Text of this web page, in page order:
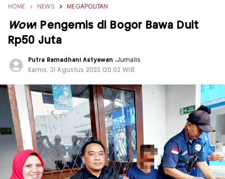
HOME NEWS MEGAPOLITAN
Wow! Pengemis di Bogor Bawa Duit
Rp50 Juta
Putra Ramadhani Astyawan,Jurnalis
Kamis, 31 Agustus 2023 |20:02 WIB